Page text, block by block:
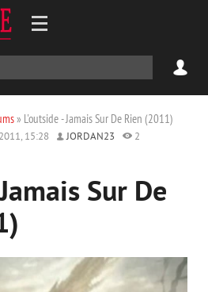
» L'outside - Jamais Sur De Rien (2011)
15:28 JORDAN23
2
Sur De